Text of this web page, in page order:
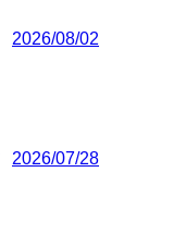
2026/08/02
2026/07/28